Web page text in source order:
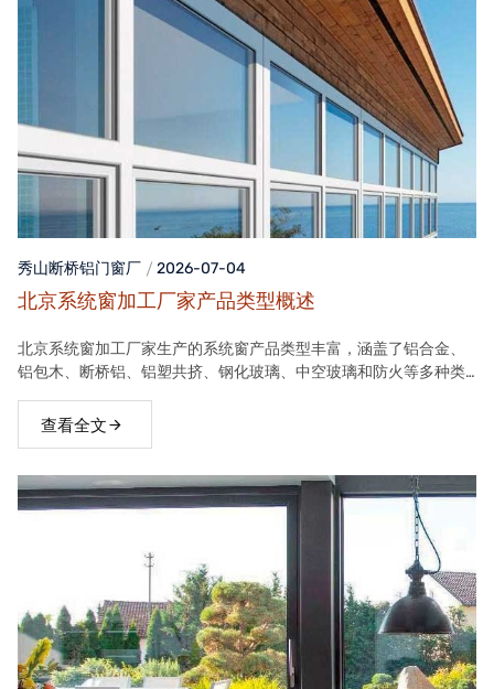
秀山断桥铝门窗厂 2026-07-04
北京系统窗加工厂家产品类型概述
北京系统窗加工厂家生产的系统窗产品类型丰富，涵盖了铝合金、
铝包木、断桥铝、铝塑共挤、钢化玻璃、中空玻璃和防火等多种类
满足不同客户的需求。
查看全文